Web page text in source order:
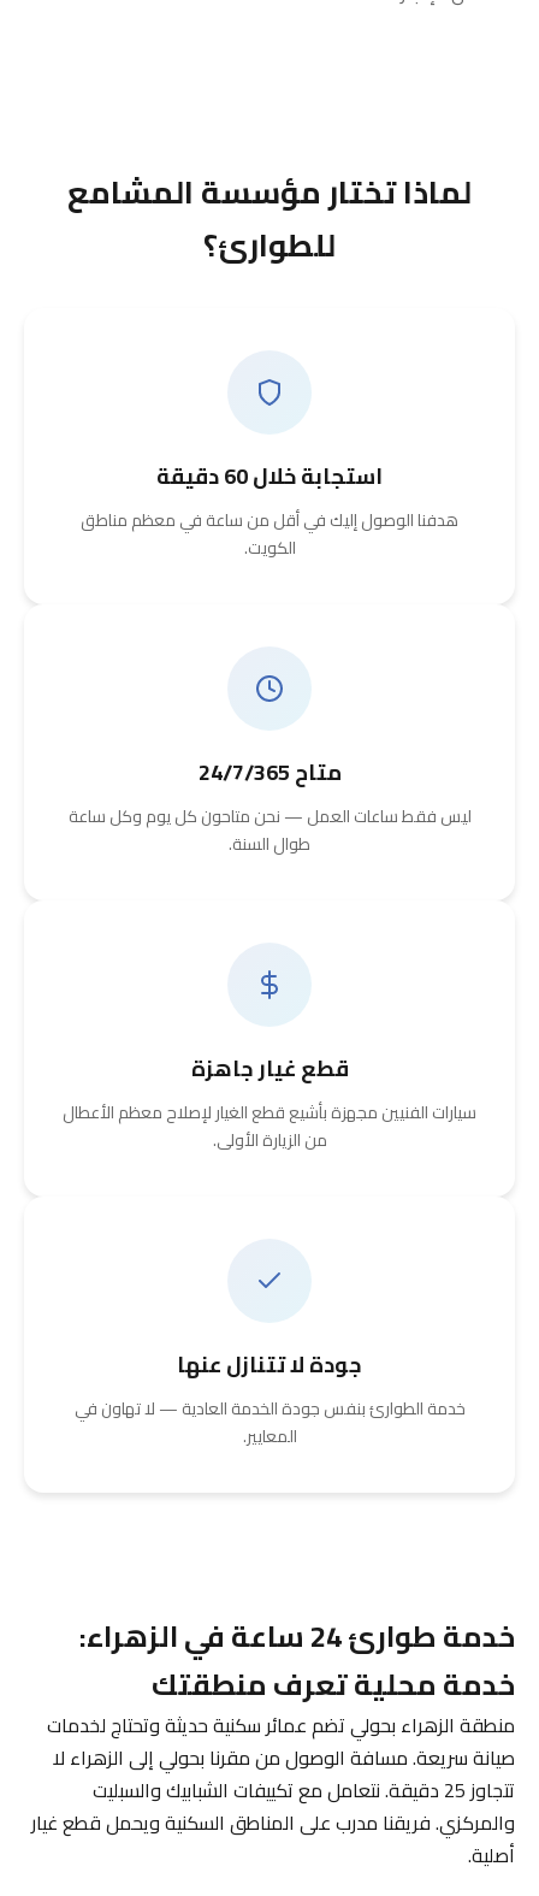
لماذا تختار مؤسسة المشامع
للطوارئ؟
استجابة خلال 60 دقيقة
هدفنا الوصول إليك في أقل من ساعة في معظم مناطق
الكويت.
متاح 24/7/365
ليس فقط ساعات العمل — نحن متاحون كل يوم وكل ساعة
طوال السنة.
قطع غيار جاهزة
سيارات الفنيين مجهزة بأشيع قطع الغيار لإصلاح معظم الأعطال
من الزيارة الأولى.
جودة لا تتنازل عنها
خدمة الطوارئ بنفس جودة الخدمة العادية — لا تهاون في
المعايير.
خدمة طوارئ 24 ساعة في الزهراء:
خدمة محلية تعرف منطقتك
منطقة الزهراء بحولي تضم عمائر سكنية حديثة وتحتاج لخدمات
صيانة سريعة. مسافة الوصول من مقرنا بحولي إلى الزهراء لا
تتجاوز 25 دقيقة. نتعامل مع تكييفات الشبابيك والسبليت
والمركزي. فريقنا مدرب على المناطق السكنية ويحمل قطع غيار
أصلية.